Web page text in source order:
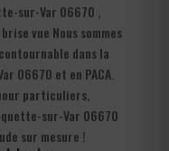
sur-Var 06670 ,
vue Nous sommes
dans la
06670 et en PACA.
particuliers,
sur-Var 06670
sur mesure !